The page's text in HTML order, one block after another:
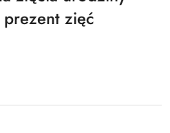
prezent zięć